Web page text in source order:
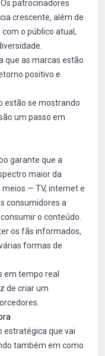
patrocinadores
crescente, além de
o público atual,
que as marcas estão
positivo e
estão se mostrando
um passo em
garante que a
maior da
— TV, internet e
consumidores a
o conteúdo.
os fãs informados,
formas de
em tempo real
de criar um
estratégica que vai
também em como